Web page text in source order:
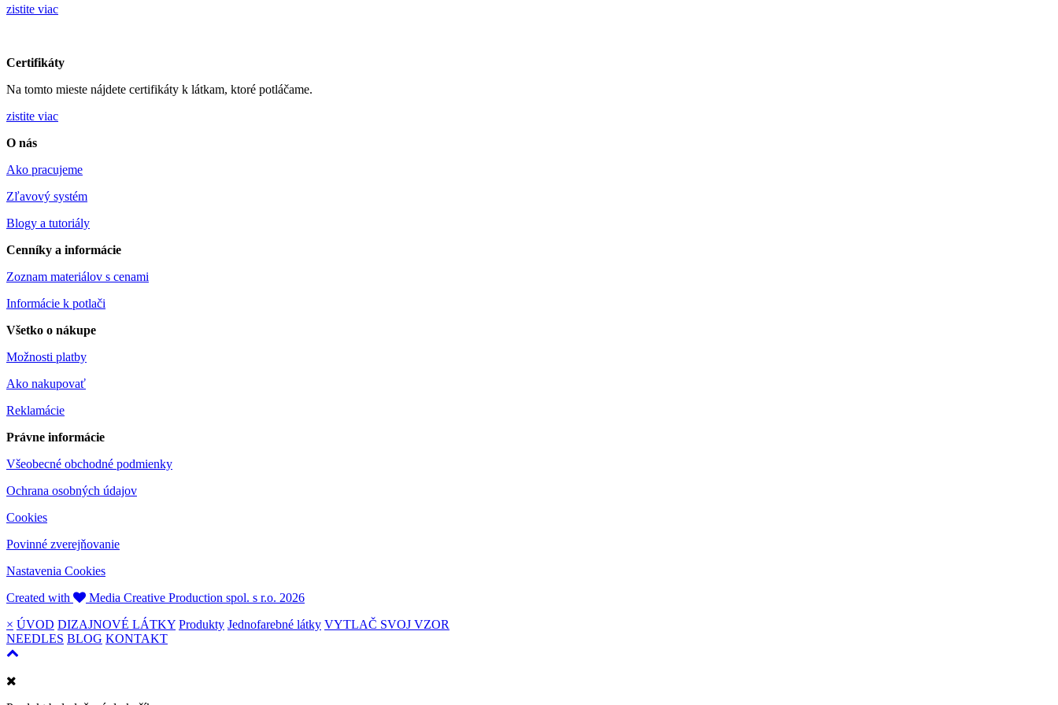
zistite viac
Certifikáty
Na tomto mieste nájdete certifikáty k látkam, ktoré potláčame.
zistite viac
O nás
Ako pracujeme
Zľavový systém
Blogy a tutoriály
Cenníky a informácie
Zoznam materiálov s cenami
Informácie k potlači
Všetko o nákupe
Možnosti platby
Ako nakupovať
Reklamácie
Právne informácie
Všeobecné obchodné podmienky
Ochrana osobných údajov
Cookies
Povinné zverejňovanie
Nastavenia Cookies
Created with
Media Creative Production spol. s r.o. 2026
× ÚVOD DIZAJNOVÉ LÁTKY Produkty Jednofarebné látky VYTLAČ SVOJ VZOR
NEEDLES BLOG KONTAKT